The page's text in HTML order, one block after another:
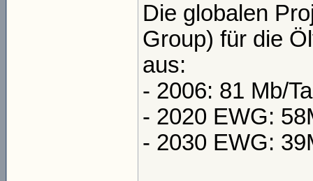
Die globalen
Group) für die
aus:
- 2006: 81 Mb/
- 2020 EWG:
- 2030 EWG: